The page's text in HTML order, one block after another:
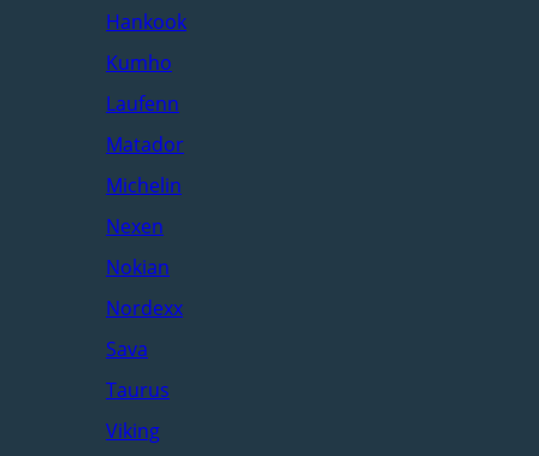
Hankook
Kumho
Laufenn
Matador
Michelin
Nexen
Nokian
Nordexx
Sava
Taurus
Viking